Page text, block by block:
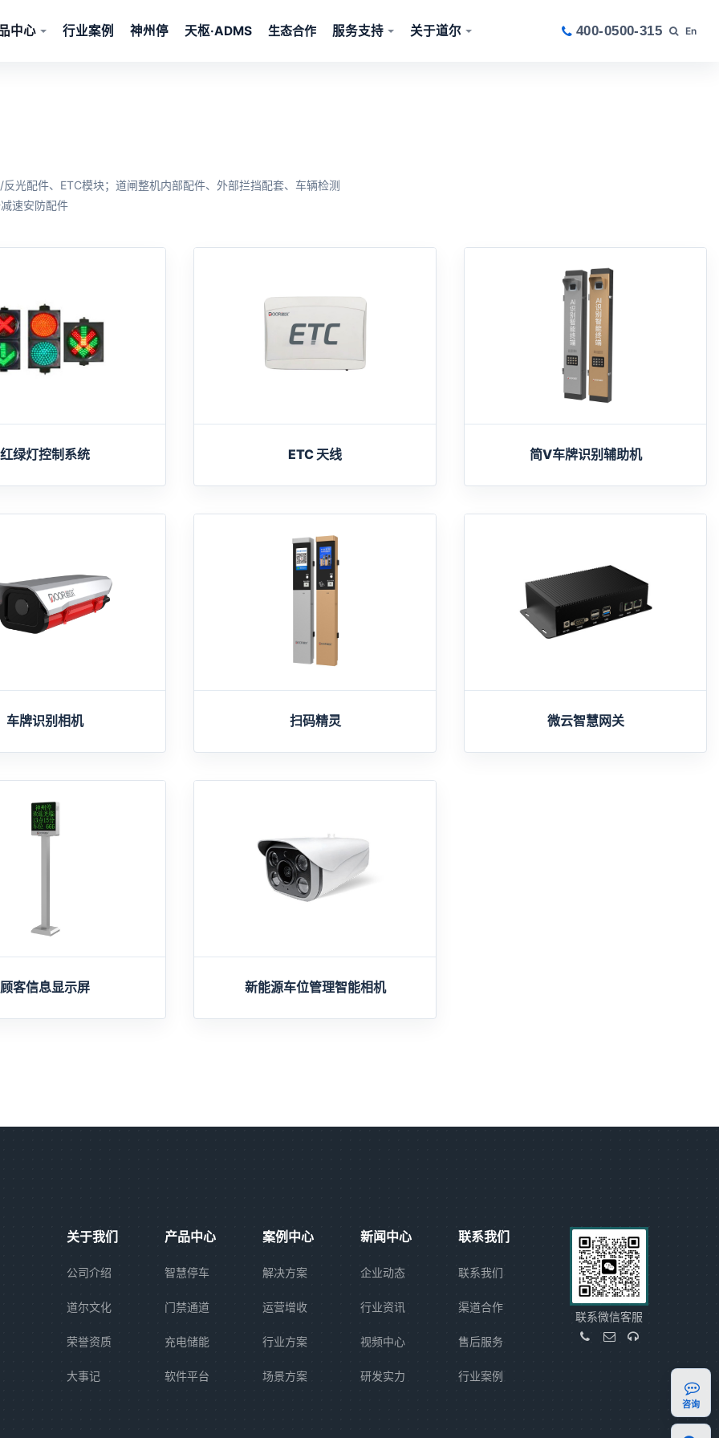
中心 行业案例 神州停 天枢·ADMS 服务支持 关于道尔 400-0500-315 En
光配件、ETC模块；道闸整机内部配件、外部拦挡配套、车辆检测
速安防配件
红绿灯控制系统 ETC 天线 简V车牌识别辅助机
车牌识别相机 扫码精灵 微云智慧网关
顾客信息显示屏 新能源车位管理智能相机
关于我们
公司介绍
道尔文化
荣誉资质
大事记
产品中心
智慧停车
门禁通道
充电储能
软件平台
案例中心
解决方案
运营增收
行业方案
场景方案
新闻中心
企业动态
行业资讯
视频中心
研发实力
联系我们
联系我们
渠道合作
售后服务
行业案例
联系微信客服
咨询